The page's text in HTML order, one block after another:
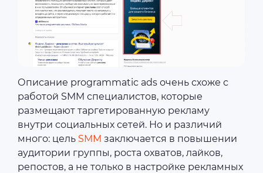
Описание programmatic ads очень схоже с
работой SMM специалистов, которые
размещают таргетированную рекламу
внутри социальных сетей. Но и различий
много: цель SMM заключается в повышении
аудитории группы, роста охватов, лайков,
репостов, а не только в настройке рекламных